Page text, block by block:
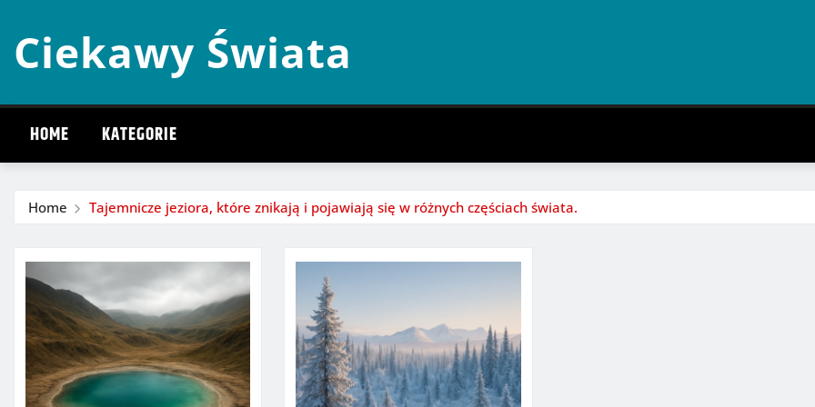
content
Ciekawy Świata
HOME KATEGORIE
Home Tajemnicze jeziora, które znikają i pojawiają się w różnych częściach świata.